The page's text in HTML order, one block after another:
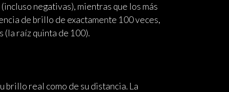
negativas), mientras que los más
de brillo de exactamente 100 veces,
(la raíz quinta de 100).
brillo real como de su distancia. La